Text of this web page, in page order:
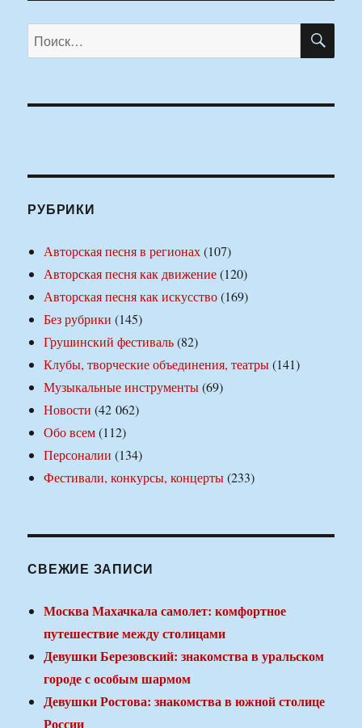
Искать:
РУБРИКИ
Авторская песня в регионах(107)
Авторская песня как движение(120)
Авторская песня как искусство(169)
Без рубрики (145)
Грушинский фестиваль(82)
Клубы, творческие объединения, театры(141)
Музыкальные инструменты(69)
Новости (42 062)
Обо всем(112)
Персоналии (134)
Фестивали, конкурсы, концерты(233)
СВЕЖИЕ ЗАПИСИ
Москва Махачкала самолет: комфортное
путешествие между столицами
Девушки Березовский: знакомства в уральском
городе с особым шармом
Девушки Ростова: знакомства в южной столице
России